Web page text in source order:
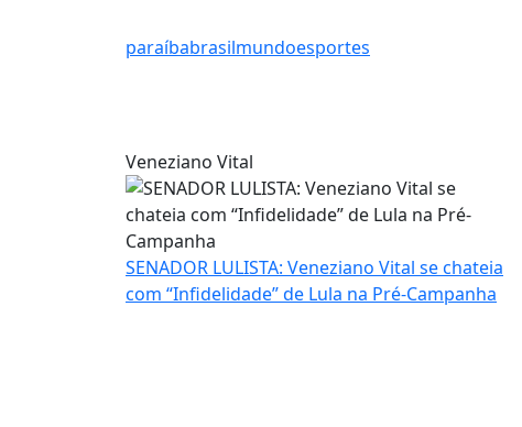
paraíbabrasilmundoesportes
Veneziano Vital
SENADOR LULISTA: Veneziano Vital se chateia
com “Infidelidade” de Lula na Pré-Campanha